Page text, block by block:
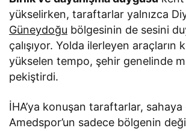
yükselirken, taraftarlar yalnızca
Güneydoğu bölgesinin de sesini
çalışıyor. Yolda ilerleyen araçların
yükselen tempo, şehir genelinde
pekiştirdi.
İHA’ya konuşan taraftarlar, sahaya
Amedspor’un sadece bölgenin